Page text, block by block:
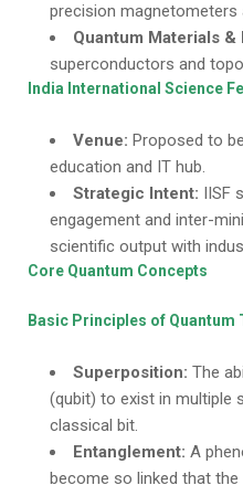
precision magnetometers
Quantum Materials &
superconductors and
India International Science
Venue: Proposed to
education and IT hub.
Strategic Intent: IISF
engagement and inter-
scientific output with
Core Quantum Concepts
Basic Principles of Quantum
Superposition: The
(qubit) to exist in multiple
classical bit.
Entanglement: A
become so linked that